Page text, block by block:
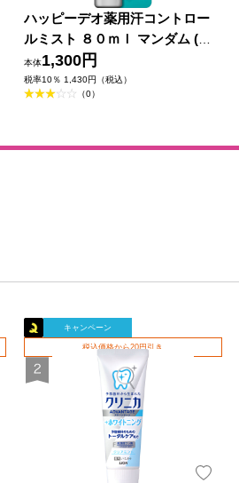
ハッピーデオ薬用汗コントロー
ルミスト ８０ｍｌ マンダム (医
薬部外品)
本体1,300円
税率10％ 1,430円（税込）
（0）
キャンペーン
税込価格から20円引き